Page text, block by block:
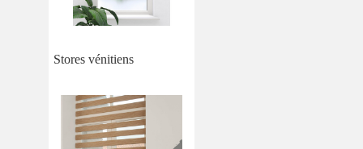
Stores vénitiens